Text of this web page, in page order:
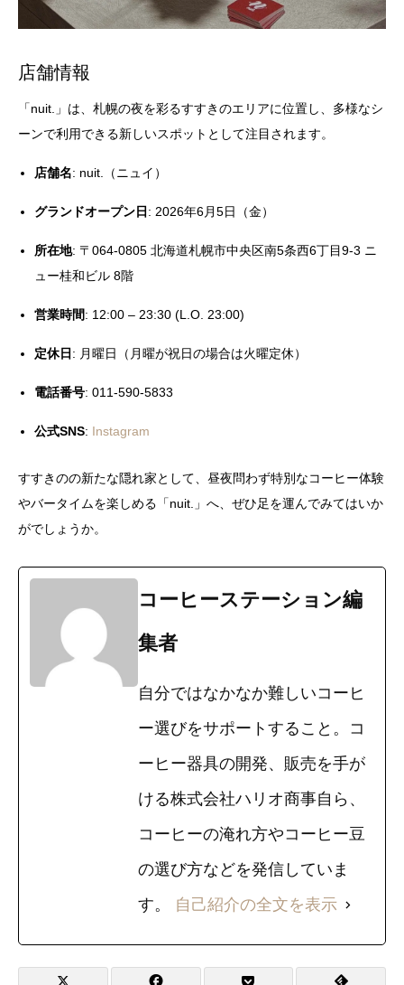
店舗情報
「nuit.」は、札幌の夜を彩るすすきのエリアに位置し、多様なシ
ーンで利用できる新しいスポットとして注目されます。
店舗名: nuit.（ニュイ）
グランドオープン日: 2026年6月5日（金）
所在地: 〒064-0805 北海道札幌市中央区南5条西6丁目9-3 ニ
ュー桂和ビル 8階
営業時間: 12:00 – 23:30 (L.O. 23:00)
定休日: 月曜日（月曜が祝日の場合は火曜定休）
電話番号: 011-590-5833
公式SNS: Instagram
すすきのの新たな隠れ家として、昼夜問わず特別なコーヒー体験
やバータイムを楽しめる「nuit.」へ、ぜひ足を運んでみてはいか
がでしょうか。
コーヒーステーション編
集者
自分ではなかなか難しいコーヒ
ー選びをサポートすること。コ
ーヒー器具の開発、販売を手が
ける株式会社ハリオ商事自ら、
コーヒーの淹れ方やコーヒー豆
の選び方などを発信していま
す。 自己紹介の全文を表示